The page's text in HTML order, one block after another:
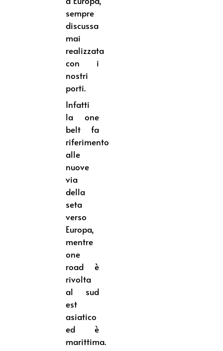
sempre
discussa
mai
realizzata
con i
nostri
porti.
Infatti
la one
belt fa
riferimento
alle
nuove
via
della
seta
verso
Europa,
mentre
one
road è
rivolta
al sud
est
asiatico
ed è
marittima.